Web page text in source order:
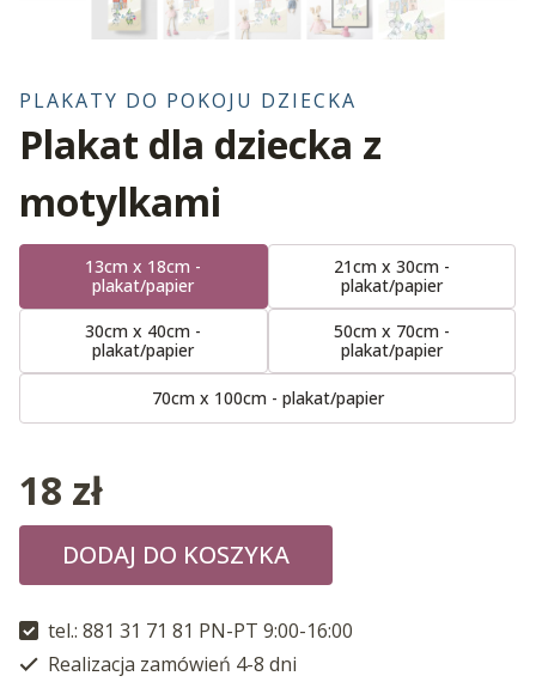
PLAKATY DO POKOJU DZIECKA
Plakat dla dziecka z
motylkami
13cm x 18cm -
plakat/papier
21cm x 30cm -
plakat/papier
30cm x 40cm -
plakat/papier
50cm x 70cm -
plakat/papier
70cm x 100cm - plakat/papier
18 zł
DODAJ DO KOSZYKA
tel.: 881 31 71 81 PN-PT 9:00-16:00
Realizacja zamówień 4-8 dni